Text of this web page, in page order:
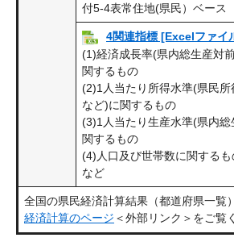
付5-4表常住地(県民）ベース
4関連指標 [Excelファイ
(1)経済成長率(県内総生産対
関するもの
(2)1人当たり所得水準(県民
など)に関するもの
(3)1人当たり生産水準(県内総
関するもの
(4)人口及び世帯数に関するも
など
全国の県民経済計算結果（都道府県一覧
経済計算のページ ＜外部リンク＞ をご覧